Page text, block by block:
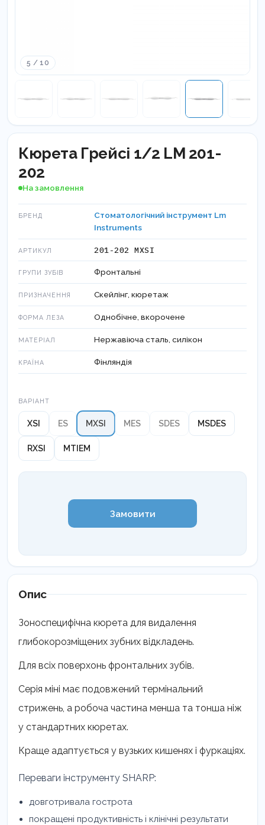
5 / 10
Кюрета Грейсі 1/2 LM 201-
202
На замовлення
БРЕНД
Стоматологічний інструмент Lm
Instruments
АРТИКУЛ 201-202 МXSI
ГРУПИ ЗУБІВ Фронтальні
ПРИЗНАЧЕННЯ Скейлінг, кюретаж
ФОРМА ЛЕЗА Однобічне, вкорочене
МАТЕРІАЛ Нержавіюча сталь, силікон
КРАЇНА Фінляндія
ВАРІАНТ
XSI ES MXSI MES SDES MSDES
RXSI MTIEM
Замовити
Опис
Зоноспецифічна кюрета для видалення
глибокорозміщених зубних відкладень.
Для всіх поверхонь фронтальних зубів.
Серія міні має подовжений термінальний
стрижень, а робоча частина менша та тонша ніж
у стандартних кюретах.
Краще адаптується у вузьких кишенях і фуркаціях.
Переваги інструменту SHARP:
довготривала гострота
покращені продуктивність і клінічні результати